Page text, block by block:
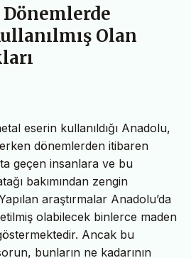
Olan
eserin kullanıldığı Anadolu,
dönemlerden itibaren
geçen insanlara ve bu
bakımından zengin
araştırmalar Anadolu’da
olabilecek binlerce maden
Ancak bu
bunların ne kadarının